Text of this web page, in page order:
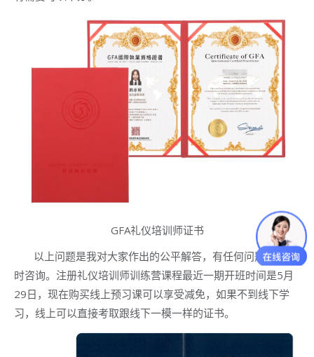
GFA礼仪培训师证书
以上问题是我对大家作出的公平解答，有任何问题可以随
时咨询。注册礼仪培训师训练营课程最近一期开班时间是5月
29日，现在购买线上预习课可以享受减免，如果不到线下学
习，线上可以直接考取跟线下一模一样的证书。